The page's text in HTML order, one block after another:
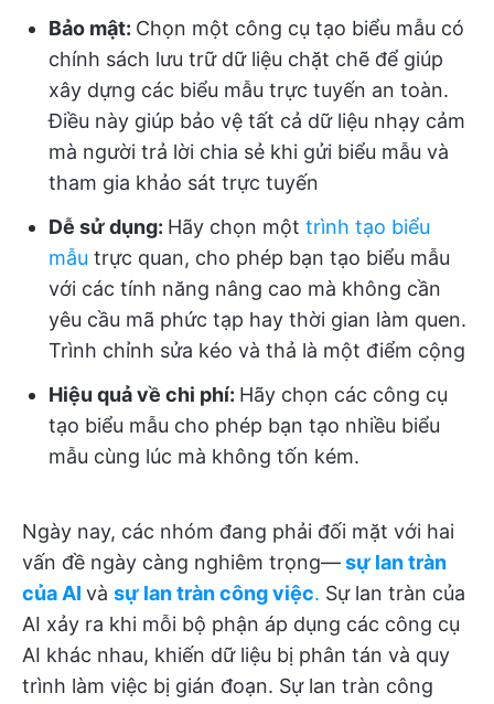
Bảo mật: Chọn một công cụ tạo biểu mẫu có
chính sách lưu trữ dữ liệu chặt chẽ để giúp
xây dựng các biểu mẫu trực tuyến an toàn.
Điều này giúp bảo vệ tất cả dữ liệu nhạy cảm
mà người trả lời chia sẻ khi gửi biểu mẫu và
tham gia khảo sát trực tuyến
Dễ sử dụng: Hãy chọn một trình tạo biểu
mẫu trực quan, cho phép bạn tạo biểu mẫu
với các tính năng nâng cao mà không cần
yêu cầu mã phức tạp hay thời gian làm quen.
Trình chỉnh sửa kéo và thả là một điểm cộng
Hiệu quả về chi phí: Hãy chọn các công cụ
tạo biểu mẫu cho phép bạn tạo nhiều biểu
mẫu cùng lúc mà không tốn kém.
Ngày nay, các nhóm đang phải đối mặt với hai
vấn đề ngày càng nghiêm trọng—sự lan tràn
của AI và sự lan tràn công việc. Sự lan tràn của
AI xảy ra khi mỗi bộ phận áp dụng các công cụ
AI khác nhau, khiến dữ liệu bị phân tán và quy
trình làm việc bị gián đoạn. Sự lan tràn công